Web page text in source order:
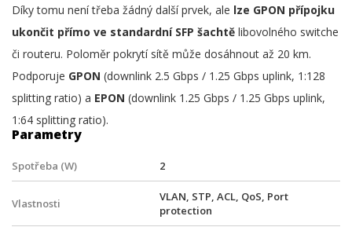
Díky tomu není třeba žádný další prvek, ale lze GPON přípojku
ukončit přímo ve standardní SFP šachtě libovolného switche
či routeru. Poloměr pokrytí sítě může dosáhnout až 20 km.
Podporuje GPON (downlink 2.5 Gbps / 1.25 Gbps uplink, 1:128
splitting ratio) a EPON (downlink 1.25 Gbps / 1.25 Gbps uplink,
1:64 splitting ratio).
Parametry
Spotřeba (W) 2
Vlastnosti
VLAN, STP, ACL, QoS, Port
protection